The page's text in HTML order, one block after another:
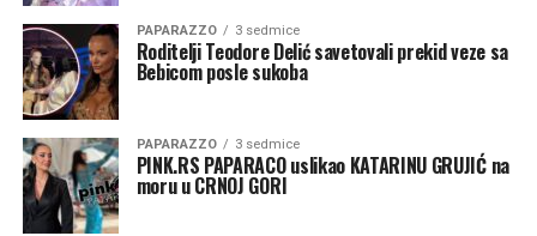
PAPARAZZO 3 sedmice
Roditelji Teodore Delić savetovali prekid veze sa
Bebicom posle sukoba
PAPARAZZO 3 sedmice
PINK.RS PAPARACO uslikao KATARINU GRUJIĆ na
moru u CRNOJ GORI